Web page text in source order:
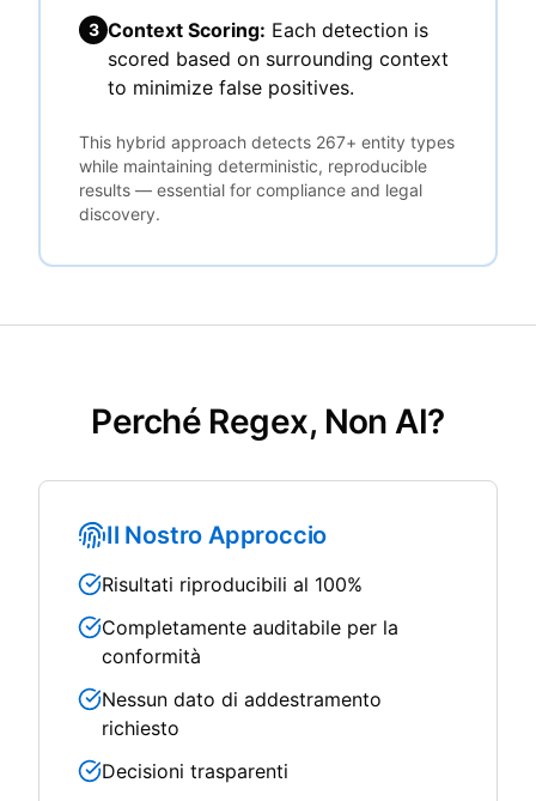
3 Context Scoring: Each detection is
scored based on surrounding context
to minimize false positives.
This hybrid approach detects 267+ entity types
while maintaining deterministic, reproducible
results — essential for compliance and legal
discovery.
Perché Regex, Non AI?
Il Nostro Approccio
Risultati riproducibili al 100%
Completamente auditabile per la
conformità
Nessun dato di addestramento
richiesto
Decisioni trasparenti